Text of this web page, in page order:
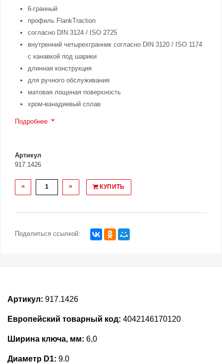
6-гранный
профиль FlankTraction
согласно DIN 3124 / ISO 2725
внутренний четырехгранник согласно DIN 3120 / ISO 1174
с канавкой под шарики
длинная конструкция
для ручного обслуживания
матовая лощеная поверхность
хром-ванадиевый сплав
Подробнее
Артикул
917.1426
< > КУПИТЬ
Поделиться ссылкой:
Артикул: 917.1426
Европейский товарный код: 4042146170120
Ширина ключа, мм: 6,0
Диаметр D1: 9.0